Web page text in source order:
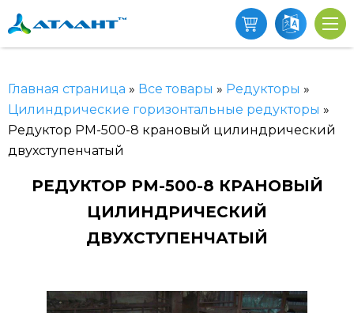
Главная страница » Все товары » Редукторы »
Цилиндрические горизонтальные редукторы »
Редуктор РМ-500-8 крановый цилиндрический
двухступенчатый
РЕДУКТОР РМ-500-8 КРАНОВЫЙ
ЦИЛИНДРИЧЕСКИЙ
ДВУХСТУПЕНЧАТЫЙ